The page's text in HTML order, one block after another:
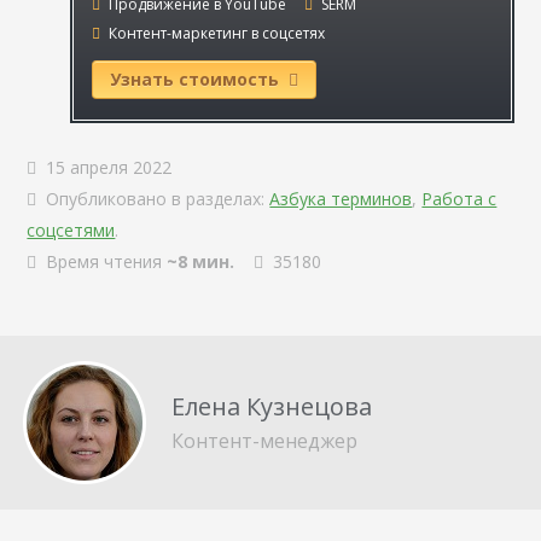
Продвижение в YouTube
SERM
Контент-маркетинг в соцсетях
Узнать стоимость
15 апреля 2022
Опубликовано в разделах:Азбука терминов, Работа с
соцсетями.
Время чтения ~8 мин. 35180
Елена Кузнецова
Контент-менеджер